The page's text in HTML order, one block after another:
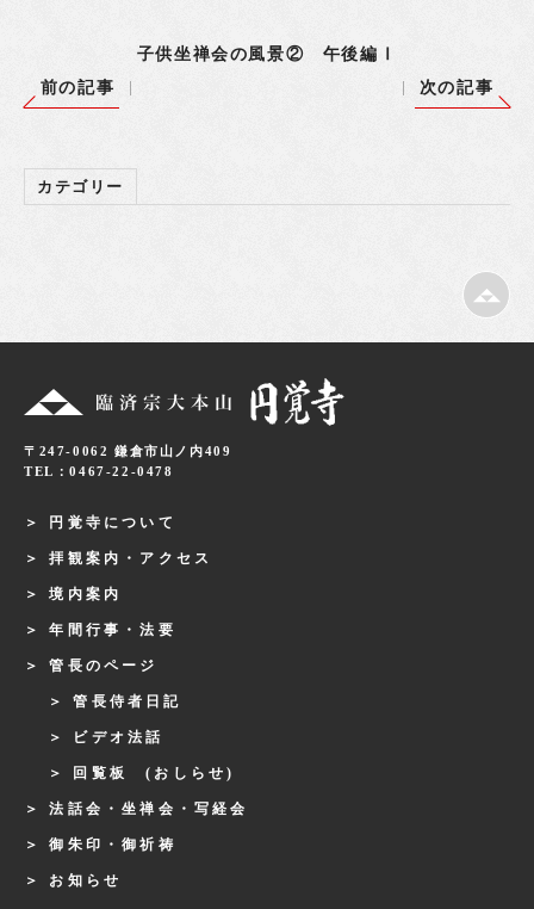
子供坐禅会の風景② 午後編Ⅰ
前の記事
次の記事
カテゴリー
〒247-0062 鎌倉市山ノ内409
TEL：0467-22-0478
円覚寺について
拝観案内・アクセス
境内案内
年間行事・法要
管長のページ
管長侍者日記
ビデオ法話
回覧板 (おしらせ)
法話会・坐禅会・写経会
御朱印・御祈祷
お知らせ